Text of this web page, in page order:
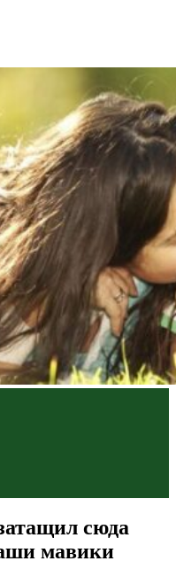
сюда
мавики